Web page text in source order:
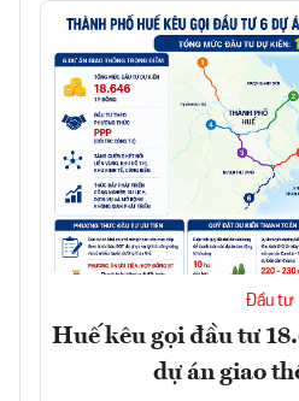
Đầu tư
Huế kêu gọi đầu tư
dự án giao